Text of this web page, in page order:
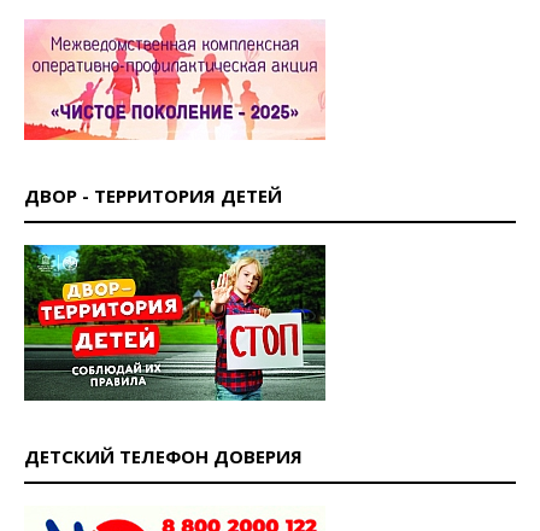
ДВОР - ТЕРРИТОРИЯ ДЕТЕЙ
ДЕТСКИЙ ТЕЛЕФОН ДОВЕРИЯ